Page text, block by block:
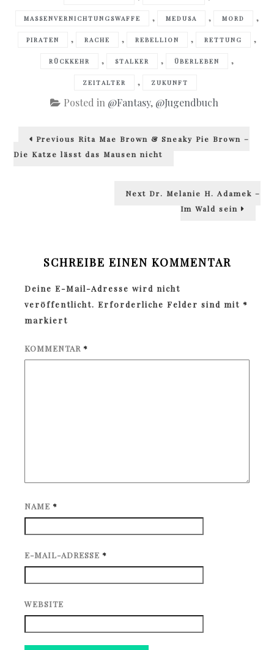
MASSENVERNICHTUNGSWAFFE , MEDUSA , MORD ,
PIRATEN , RACHE , REBELLION , RETTUNG ,
RÜCKKEHR , STALKER , ÜBERLEBEN ,
ZEITALTER , ZUKUNFT
Posted in @Fantasy, @Jugendbuch
Beitragsnavigation
Previous Previous
Rita Mae Brown & Sneaky Pie Brown –
Die Katze lässt das Mausen nicht
Next Next
Dr. Melanie H. Adamek –
Im Wald sein
SCHREIBE EINEN KOMMENTAR
Deine E-Mail-Adresse wird nicht
veröffentlicht. Erforderliche Felder sind mit *
markiert
KOMMENTAR *
NAME *
E-MAIL-ADRESSE *
WEBSITE